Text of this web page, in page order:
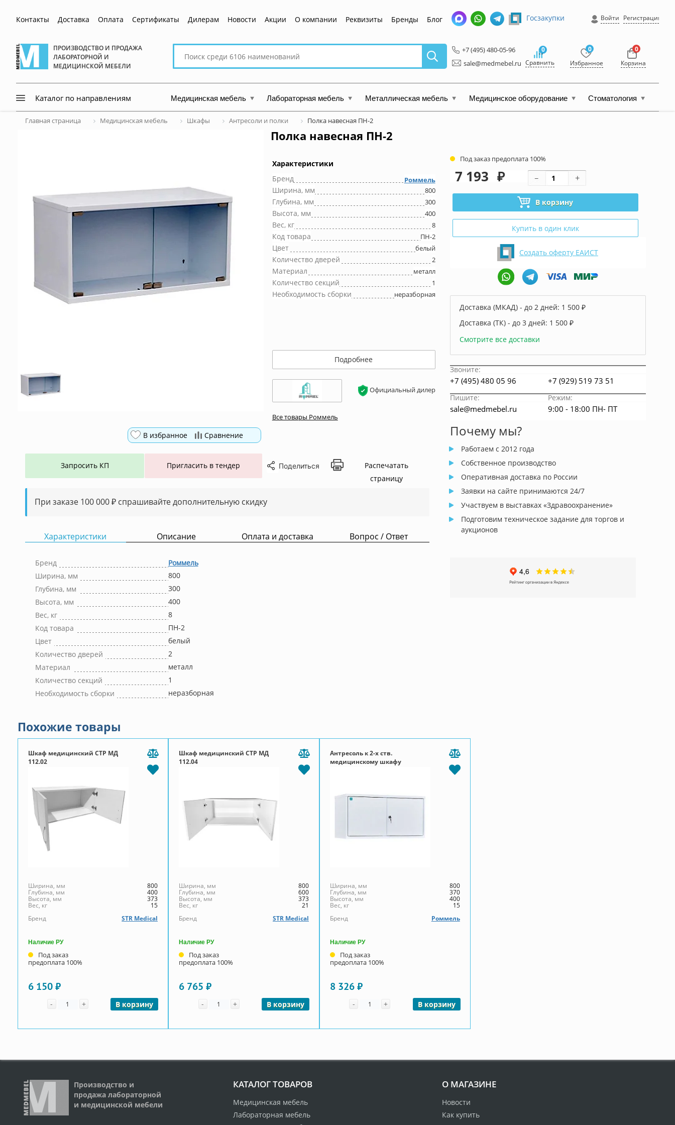
Контакты Доставка Оплата Сертификаты Дилерам Новости Акции О компании Реквизиты Бренды Блог
ПРОИЗВОДСТВО И ПРОДАЖА
ЛАБОРАТОРНОЙ И
МЕДИЦИНСКОЙ МЕБЕЛИ
Поиск
сайту
Госзакупки Войти Регистрация
+7 (495) 480-05-96
sale@medmebel.ru
0
Сравнить
0
Избранное
0
Корзина
Каталог по направлениям Медицинская мебель Лабораторная мебель Металлическая мебель Медицинское оборудование Стоматология
Главная страница Медицинская мебель Шкафы Антресоли и полки Полка навесная ПН-2
Полка навесная ПН-2
В избранное Сравнение
Характеристики
Бренд
Роммель
Ширина, мм 800
Глубина, мм 300
Высота, мм 400
Вес, кг 8
Код товара ПН-2
Цвет белый
Количество дверей 2
Материал металл
Количество секций 1
Необходимость сборки неразборная
Подробнее
Официальный дилер
Все товары Роммель
Запросить КП Пригласить в тендер Поделиться
Распечатать
страницу
При заказе 100 000 ₽ спрашивайте дополнительную скидку
Характеристики Описание Оплата и доставка Вопрос / Ответ
Бренд
Роммель
Ширина, мм
800
Глубина, мм
300
Высота, мм
400
Вес, кг
8
Код товара
ПН-2
Цвет
белый
Количество дверей
2
Материал
металл
Количество секций
1
Необходимость сборки
неразборная
Под заказ предоплата 100%
7 193 ₽
В корзину
Купить в один клик
Создать оферту ЕАИСТ
Доставка (МКАД) - до 2 дней: 1 500 ₽
Доставка (ТК) - до 3 дней: 1 500 ₽
Смотрите все доставки
Звоните:
+7 (495) 480 05 96 +7 (929) 519 73 51
Пишите: Режим:
sale@medmebel.ru 9:00 - 18:00 ПН- ПТ
Почему мы?
Работаем с 2012 года
Собственное производство
Оперативная доставка по России
Заявки на сайте принимаются 24/7
Участвуем в выставках «Здравоохранение»
Подготовим техническое задание для торгов и
аукционов
Похожие товары
Шкаф медицинский СТР МД
112.02
Ширина, мм 800
Глубина, мм 400
Высота, мм 373
Вес, кг
15
Бренд
STR Medical
Наличие РУ
Под заказ
предоплата 100%
6 150 ₽
- Количество
+ В корзину
Шкаф медицинский СТР МД
112.04
Ширина, мм 800
Глубина, мм 600
Высота, мм 373
Вес, кг
21
Бренд
STR Medical
Наличие РУ
Под заказ
предоплата 100%
6 765 ₽
- Количество
+ В корзину
Антресоль к 2-х ств.
медицинскому шкафу
Ширина, мм 800
Глубина, мм 370
Высота, мм 400
Вес, кг
15
Бренд
Роммель
Наличие РУ
Под заказ
предоплата 100%
8 326 ₽
- Количество
+ В корзину
Производство и
продажа лабораторной
и медицинской мебели
КАТАЛОГ ТОВАРОВ
Медицинская мебель
Лабораторная мебель
О МАГАЗИНЕ
Новости
Как купить